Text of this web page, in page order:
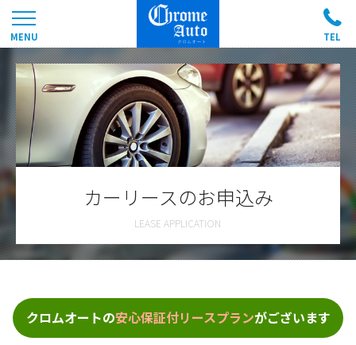
カーリースのお申込み
クロムオートの安心保証付リースプランがございます